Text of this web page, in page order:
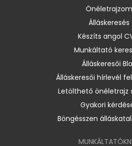
Önéletrajzom
Álláskeresés
Készíts angol
Munkáltató
Álláskeresői
Álláskeresői hírlevél
Letölthető önéletrajz
Gyakori
Böngésszen